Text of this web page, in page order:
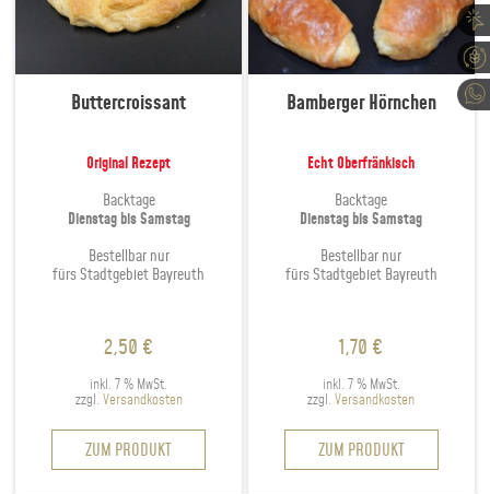
Buttercroissant
Original Rezept
Backtage
Dienstag bis Samstag
Bestellbar nur
fürs Stadtgebiet Bayreuth
2,50 €
inkl. 7 % MwSt.
zzgl. Versandkosten
ZUM PRODUKT
Bamberger Hörnchen
Echt Oberfränkisch
Backtage
Dienstag bis Samstag
Bestellbar nur
fürs Stadtgebiet Bayreuth
1,70 €
inkl. 7 % MwSt.
zzgl.Versandkosten
ZUM PRODUKT